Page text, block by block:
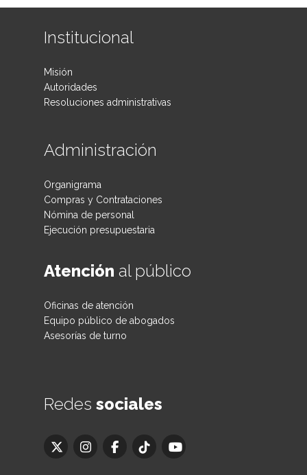
Institucional
Misión
Autoridades
Resoluciones administrativas
Administración
Organigrama
Compras y Contrataciones
Nómina de personal
Ejecución presupuestaria
Atención al público
Oficinas de atención
Equipo público de abogados
Asesorías de turno
Redes sociales